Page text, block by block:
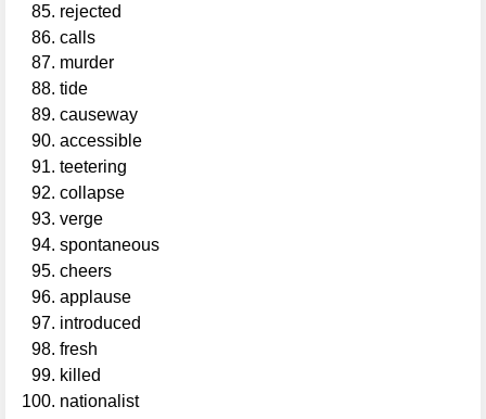
rejected
calls
murder
tide
causeway
accessible
teetering
collapse
verge
spontaneous
cheers
applause
introduced
fresh
killed
nationalist